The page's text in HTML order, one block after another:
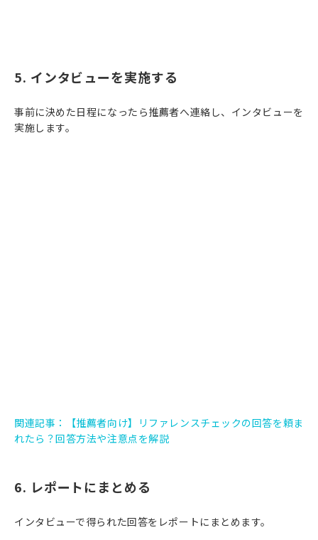
5. インタビューを実施する
事前に決めた日程になったら推薦者へ連絡し、インタビューを
実施します。
関連記事：
【推薦者向け】リファレンスチェックの回答を頼ま
れたら？回答方法や注意点を解説
6. レポートにまとめる
インタビューで得られた回答をレポートにまとめます。